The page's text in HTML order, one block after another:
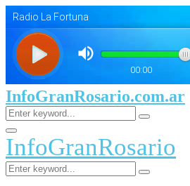
InfoGranRosario.com.ar
Search
for:
Search
Facebook
Twitter
Youtube
Primary
Menu
InfoGranRosario
Search
for:
Search